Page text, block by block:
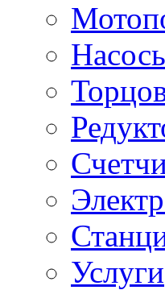
Услуги